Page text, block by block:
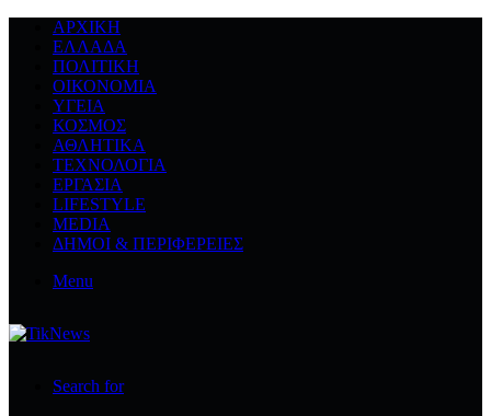
ΑΡΧΙΚΉ
ΕΛΛΆΔΑ
ΠΟΛΙΤΙΚΉ
ΟΙΚΟΝΟΜΊΑ
ΥΓΕΊΑ
ΚΌΣΜΟΣ
ΑΘΛΗΤΙΚΆ
ΤΕΧΝΟΛΟΓΙΆ
ΕΡΓΑΣΊΑ
LIFESTYLE
MEDIA
ΔΉΜΟΙ & ΠΕΡΙΦΈΡΕΙΕΣ
Menu
Search for